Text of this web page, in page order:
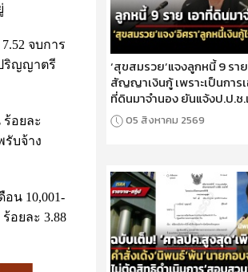
จบการ
ริญญาตรี
อยละ
รับจ้าง
อน 10,001-
อยละ 3.88
‘สุขสมรวย’แจงลูกหนี้ 9 รา
สัญญาเงินกู้ เพราะเป็นการ
ที่ดินมาจำนอง ยันแจ้งป.ป.ช
05 สิงหาคม 2569